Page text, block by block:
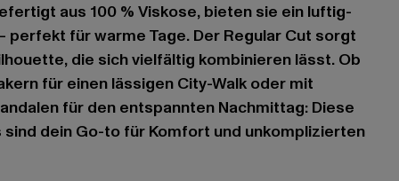
aus 100 % Viskose, bieten sie ein luftig-
perfekt für warme Tage. Der Regular Cut sorgt
die sich vielfältig kombinieren lässt. Ob
für einen lässigen City-Walk oder mit
für den entspannten Nachmittag: Diese
dein Go-to für Komfort und unkomplizierten